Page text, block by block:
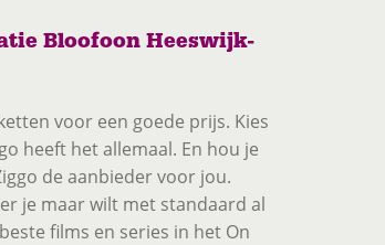
Bloofoon Heeswijk-
voor een goede prijs. Kies
heeft het allemaal. En hou je
de aanbieder voor jou.
je maar wilt met standaard al
films en series in het On